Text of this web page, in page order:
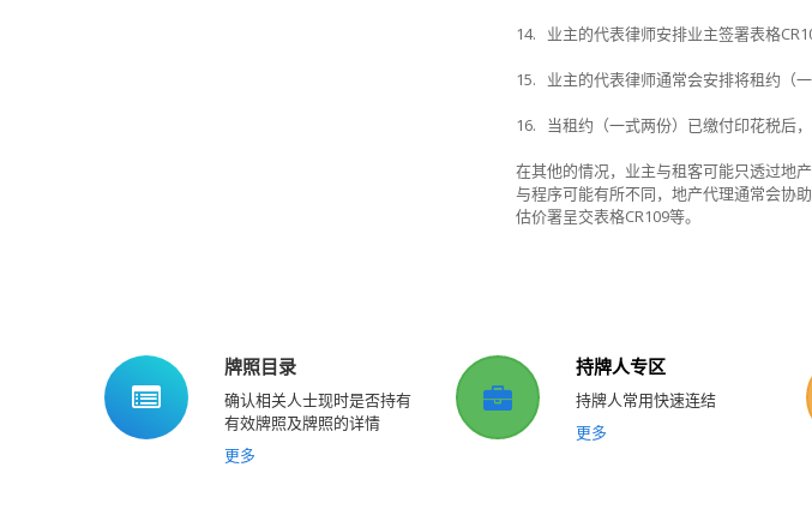
14. 业主的代表律师安排业主签署表格
15. 业主的代表律师通常会安排将租约（
16. 当租约（一式两份）已缴付印花税后
在其他的情况，业主与租客可能只透过地
与程序可能有所不同，地产代理通常会协
估价署呈交表格CR109等。
牌照目录
确认相关人士现时是否持有
有效牌照及牌照的详情
更多
持牌人专区
持牌人常用快速连结
更多